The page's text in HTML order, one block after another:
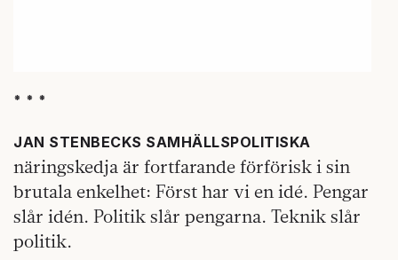
* * *
JAN STENBECKS SAMHÄLLSPOLITISKA
näringskedja är fort­farande förförisk i sin
brutala enkelhet: Först har vi en idé. Pengar
slår idén. Politik slår pengarna. Teknik slår
politik.